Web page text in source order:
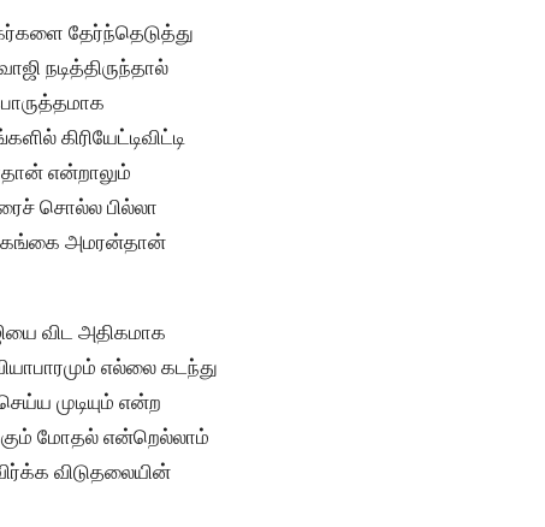
தேர்ந்தெடுத்து
நடித்திருந்தால்
கிரியேட்டிவிட்டி
என்றாலும்
சொல்ல பில்லா
கங்கை அமரன்தான்
விட அதிகமாக
எல்லை கடந்து
முடியும் என்ற
மோதல் என்றெல்லாம்
விடுதலையின்